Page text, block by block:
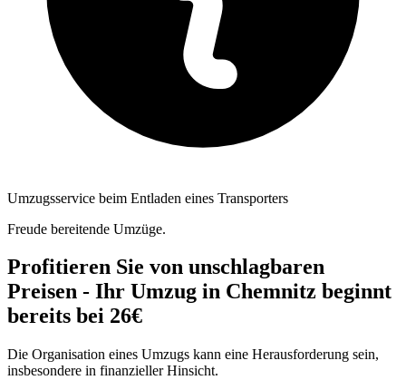
Umzugsservice beim Entladen eines Transporters
Freude bereitende Umzüge.
Profitieren Sie von unschlagbaren
Preisen - Ihr Umzug in Chemnitz beginnt
bereits bei 26€
Die Organisation eines Umzugs kann eine Herausforderung sein,
insbesondere in finanzieller Hinsicht.